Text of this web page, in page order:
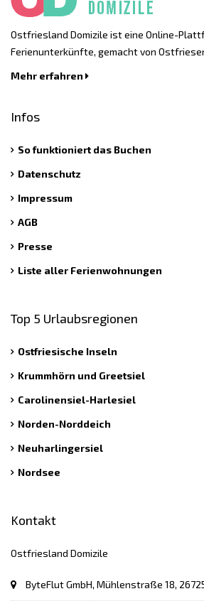
Ostfriesland Domizile ist eine Online-
Ferienunterkünfte, gemacht von
Mehr erfahren
Infos
So funktioniert das Buchen
Datenschutz
Impressum
AGB
Presse
Liste aller Ferienwohnungen
Top 5 Urlaubsregionen
Ostfriesische Inseln
Krummhörn und Greetsiel
Carolinensiel-Harlesiel
Norden-Norddeich
Neuharlingersiel
Nordsee
Kontakt
Ostfriesland Domizile
ByteFlut GmbH, Mühlenstraße 18,